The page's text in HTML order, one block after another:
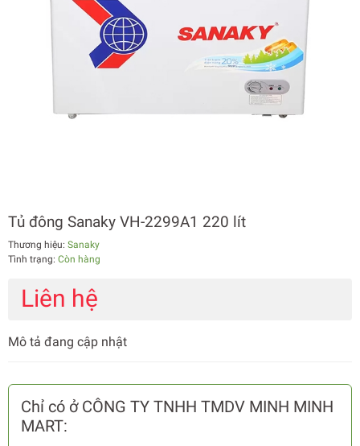
Tủ đông Sanaky VH-2299A1 220 lít
Thương hiệu: Sanaky
Tình trạng: Còn hàng
Liên hệ
Mô tả đang cập nhật
Chỉ có ở CÔNG TY TNHH TMDV MINH MINH
MART: